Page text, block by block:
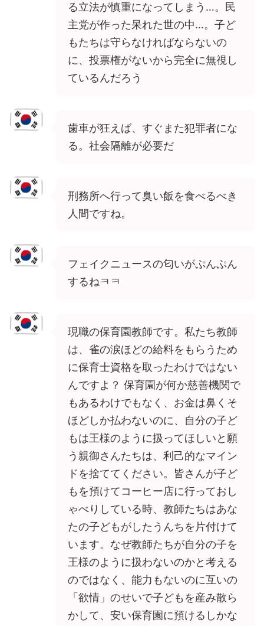
る立法が慎重になってしまう…。民
主党が作った呆れた世の中…。子ど
もたちは守らなければならないの
に、投票権がないから完全に無視し
ているんだろう
歯車が狂えば、すぐまた犯罪者にな
る。社会隔離が必要だ
刑務所へ行って臭い飯を食べるべき
人間ですね。
フェイクニュースの匂いがぷんぷん
するねㅋㅋ
現職の保育園教師です。私たち教師
は、雀の涙ほどの給料をもらうため
に保育士資格を取ったわけではない
んですよ？ 保育園が何か慈善機関で
もあるわけでもなく、お金は鼻くそ
ほどしか払わないのに、自分の子ど
もは王様のように扱ってほしいと願
う親御さんたちは、利己的なマイン
ドを捨ててください。皆さんが子ど
もを預けてコーヒー店に行っておし
ゃべりしている時、教師たちはあな
たの子どもがしたうんちを片付けて
います。なぜ教師たちが自分の子を
王様のように扱わないのかと考える
のではなく、能力もないのに互いの
「欲情」のせいで子どもを産み散ら
かして、安い保育園に預けるしかな